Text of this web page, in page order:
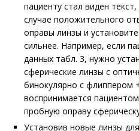
пациенту стал виден
случае положительного
оправы линзы и
сильнее. Например, если
данных табл. 3, нужно
сферические линзы с
бинокулярно с флиппером
воспринимается
пробную оправу
Установив новые линзы